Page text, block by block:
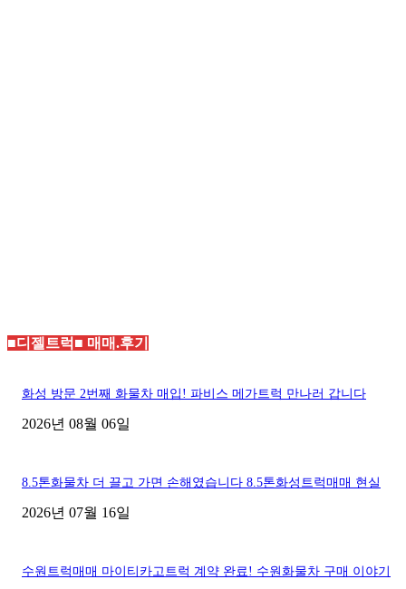
■디젤트럭■ 매매.후기
화성 방문 2번째 화물차 매입! 파비스 메가트럭 만나러 갑니다
2026년 08월 06일
8.5톤화물차 더 끌고 가면 손해였습니다 8.5톤화성트럭매매 현실
2026년 07월 16일
수원트럭매매 마이티카고트럭 계약 완료! 수원화물차 구매 이야기